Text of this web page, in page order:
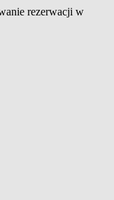
rezerwacji w